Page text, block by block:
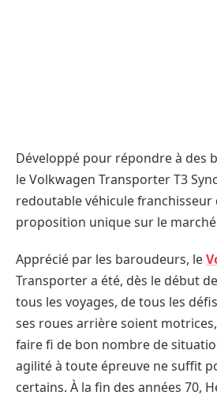
Développé pour répondre à des
le Volkwagen Transporter T3
redoutable véhicule franchisseur
proposition unique sur le
Apprécié par les baroudeurs, le
Transporter a été, dès le début
tous les voyages, de tous les
ses roues arrière soient
faire fi de bon nombre de
agilité à toute épreuve ne suffit
certains. À la fin des années 70,